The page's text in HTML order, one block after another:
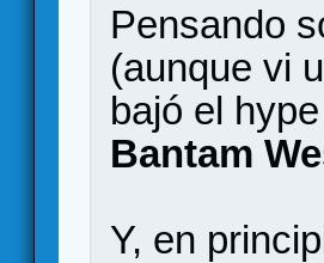
Pensando
(aunque vi
bajó el
Bantam
Y, en